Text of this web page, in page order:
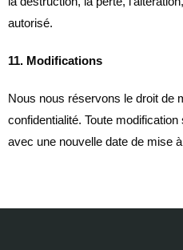
autorisé.
11. Modifications
Nous nous réservons le droit de
confidentialité. Toute
avec une nouvelle date de mise